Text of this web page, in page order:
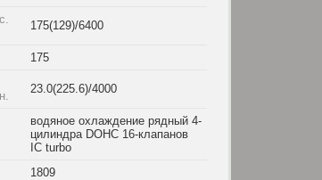
175(129)/6400
175
23.0(225.6)/4000
водяное охлаждение рядный 4-
цилиндра DOHC 16-клапанов
IC turbo
1809